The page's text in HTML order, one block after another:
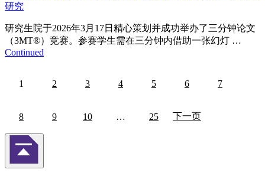
研究
研究生院于2026年3月17日精心策划并成功举办了三分钟论文
（3MT®）竞赛。参赛学生需在三分钟内借助一张幻灯 …
Continued
页
1 2 3 4 5 6 7
8 9 10 … 25 下一页
返回頁首